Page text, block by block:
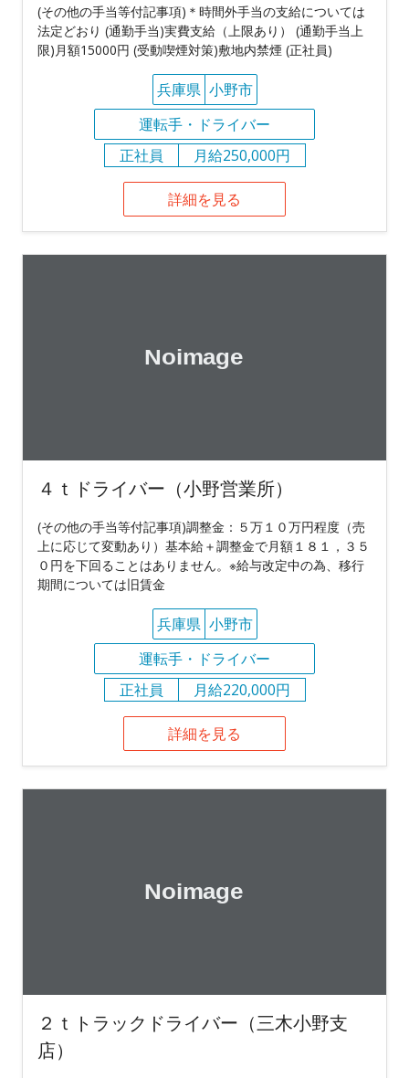
(その他の手当等付記事項)＊時間外手当の支給については
法定どおり (通勤手当)実費支給（上限あり） (通勤手当上
限)月額15000円 (受動喫煙対策)敷地内禁煙 (正社員)
兵庫県 小野市
運転手・ドライバー
正社員
月給250,000円
詳細を見る
４ｔドライバー（小野営業所）
(その他の手当等付記事項)調整金：５万１０万円程度（売
上に応じて変動あり）基本給＋調整金で月額１８１，３５
０円を下回ることはありません。※給与改定中の為、移行
期間については旧賃金
兵庫県 小野市
運転手・ドライバー
正社員
月給220,000円
詳細を見る
２ｔトラックドライバー（三木小野支
店）